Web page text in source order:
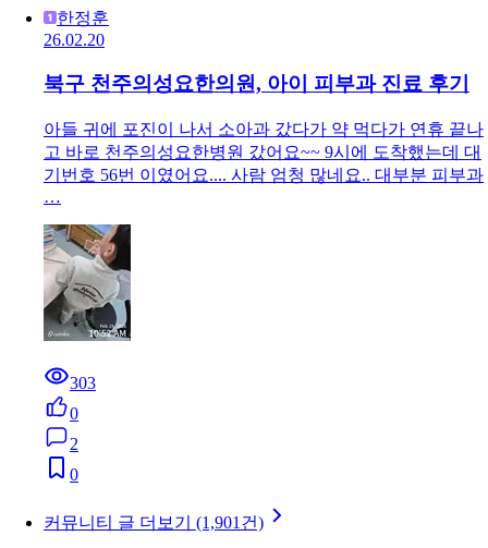
한정훈
26.02.20
북구 천주의성요한의원, 아이 피부과 진료 후기
아들 귀에 포진이 나서 소아과 갔다가 약 먹다가 연휴 끝나
고 바로 천주의성요한병원 갔어요~~ 9시에 도착했는데 대
기번호 56번 이였어요.... 사람 엄청 많네요.. 대부분 피부과
…
303
0
2
0
커뮤니티 글 더보기 (1,901건)